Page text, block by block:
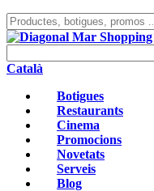
Català
Botigues
Restaurants
Cinema
Promocions
Novetats
Serveis
Blog